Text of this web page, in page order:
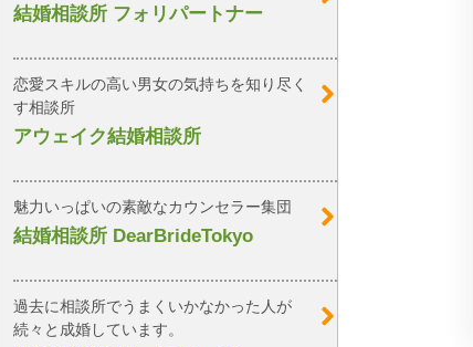
結婚相談所 フォリパートナー
恋愛スキルの高い男女の気持ちを知り尽く
す相談所
アウェイク結婚相談所
魅力いっぱいの素敵なカウンセラー集団
結婚相談所 DearBrideTokyo
過去に相談所でうまくいかなかった人が
続々と成婚しています。